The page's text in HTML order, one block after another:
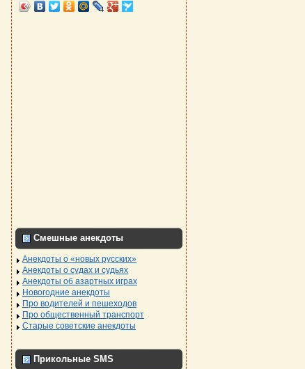
Смешные анекдоты
Анекдоты о «новых русских»
Анекдоты о судах и судьях
Анекдоты об азартных играх
Новогодние анекдоты
Про водителей и пешеходов
Про общественный транспорт
Старые советские анекдоты
Прикольные SMS